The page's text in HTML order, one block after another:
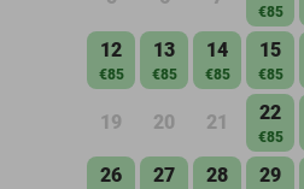
€85
12
€85
13
€85
14
€85
15
€85
19 20 21 22
€85
26 27 28 29